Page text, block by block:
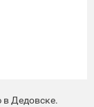
в Дедовске.